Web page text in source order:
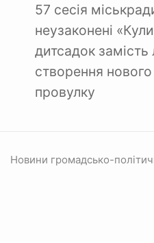
57 сесія
неузаконені
дитсадок замість
створення нового
провулку
Новини громадсько-